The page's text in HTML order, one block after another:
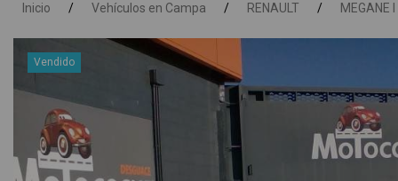
Inicio / Vehículos en Campa / RENAULT / MEGANE
Vendido